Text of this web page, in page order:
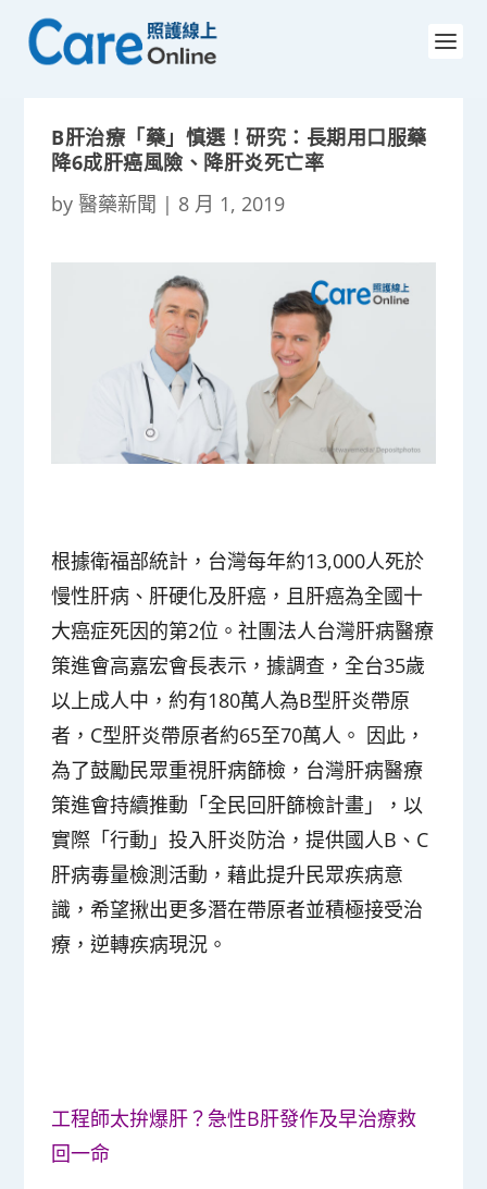
B肝治療「藥」慎選！研究：長期用口服藥
降6成肝癌風險、降肝炎死亡率
by 醫藥新聞 | 8 月 1, 2019
根據衛福部統計，台灣每年約13,000人死於
慢性肝病、肝硬化及肝癌，且肝癌為全國十
大癌症死因的第2位。社團法人台灣肝病醫療
策進會高嘉宏會長表示，據調查，全台35歲
以上成人中，約有180萬人為B型肝炎帶原
者，C型肝炎帶原者約65至70萬人。 因此，
為了鼓勵民眾重視肝病篩檢，台灣肝病醫療
策進會持續推動「全民回肝篩檢計畫」，以
實際「行動」投入肝炎防治，提供國人B、C
肝病毒量檢測活動，藉此提升民眾疾病意
識，希望揪出更多潛在帶原者並積極接受治
療，逆轉疾病現況。
工程師太拚爆肝？急性B肝發作及早治療救
回一命